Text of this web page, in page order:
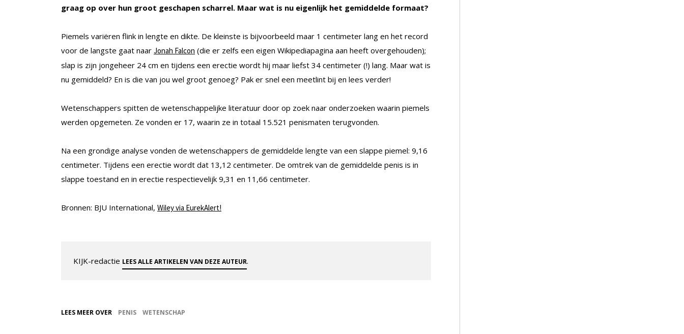
graag op over hun groot geschapen scharrel. Maar wat is nu eigenlijk het gemiddelde formaat?
Piemels variëren flink in lengte en dikte. De kleinste is bijvoorbeeld maar 1 centimeter lang en het record
voor de langste gaat naar Jonah Falcon (die er zelfs een eigen Wikipediapagina aan heeft overgehouden);
slap is zijn jongeheer 24 cm en tijdens een erectie wordt hij maar liefst 34 centimeter (!) lang. Maar wat is
nu gemiddeld? En is die van jou wel groot genoeg? Pak er snel een meetlint bij en lees verder!
Wetenschappers spitten de wetenschappelijke literatuur door op zoek naar onderzoeken waarin piemels
werden opgemeten. Ze vonden er 17, waarin ze in totaal 15.521 penismaten terugvonden.
Na een grondige analyse vonden de wetenschappers de gemiddelde lengte van een slappe piemel: 9,16
centimeter. Tijdens een erectie wordt dat 13,12 centimeter. De omtrek van de gemiddelde penis is in
slappe toestand en in erectie respectievelijk 9,31 en 11,66 centimeter.
Bronnen: BJU International, Wiley via EurekAlert!
KIJK-redactie LEES ALLE ARTIKELEN VAN DEZE AUTEUR.
LEES MEER OVER PENIS WETENSCHAP